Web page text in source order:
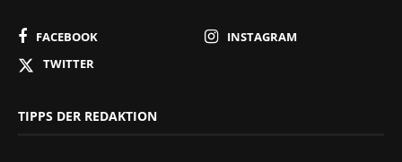
FACEBOOK
INSTAGRAM
TWITTER
TIPPS DER REDAKTION